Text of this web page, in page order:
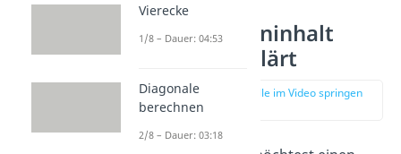
Oberflächeninhalt
einfach erklärt
zur Stelle im Video springen
Vierecke
1/8 – Dauer: 04:53
Diagonale
berechnen
2/8 – Dauer: 03:18